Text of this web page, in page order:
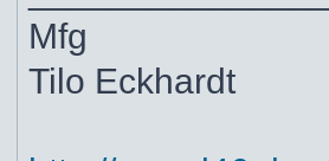
Mfg
Tilo Eckhardt